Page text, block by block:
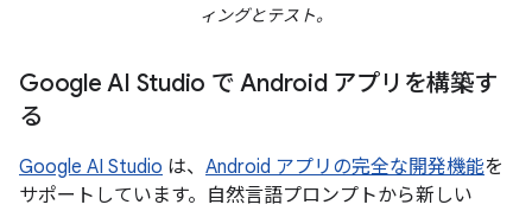
ィングとテスト。
Google AI Studio で Android アプリを構築す
る
Google AI Studio は、 Android アプリの完全な開発機能を
サポートしています。自然言語プロンプトから新しい